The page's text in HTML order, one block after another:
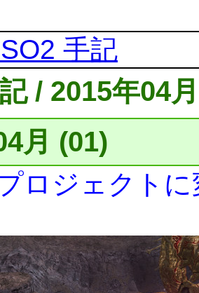
手記
/ 2015年04月
月 (01)
ロジェクトに